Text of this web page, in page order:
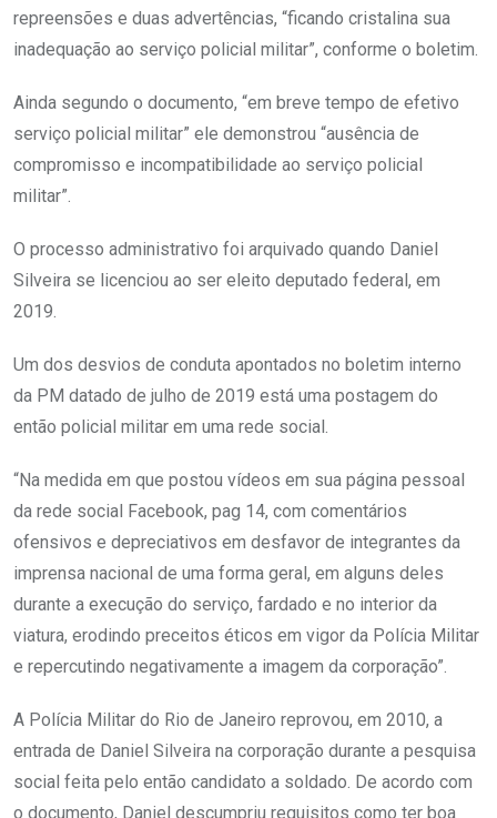
repreensões e duas advertências, “ficando cristalina sua
inadequação ao serviço policial militar”, conforme o boletim.
Ainda segundo o documento, “em breve tempo de efetivo
serviço policial militar” ele demonstrou “ausência de
compromisso e incompatibilidade ao serviço policial
militar”.
O processo administrativo foi arquivado quando Daniel
Silveira se licenciou ao ser eleito deputado federal, em
2019.
Um dos desvios de conduta apontados no boletim interno
da PM datado de julho de 2019 está uma postagem do
então policial militar em uma rede social.
“Na medida em que postou vídeos em sua página pessoal
da rede social Facebook, pag 14, com comentários
ofensivos e depreciativos em desfavor de integrantes da
imprensa nacional de uma forma geral, em alguns deles
durante a execução do serviço, fardado e no interior da
viatura, erodindo preceitos éticos em vigor da Polícia Militar
e repercutindo negativamente a imagem da corporação”.
A Polícia Militar do Rio de Janeiro reprovou, em 2010, a
entrada de Daniel Silveira na corporação durante a pesquisa
social feita pelo então candidato a soldado. De acordo com
o documento, Daniel descumpriu requisitos como ter boa